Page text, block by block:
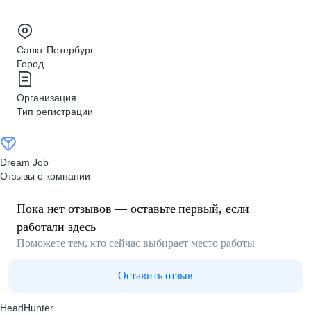
Санкт-Петербург
Город
Организация
Тип регистрации
Dream Job
Отзывы о компании
Пока нет отзывов — оставьте первый, если
работали здесь
Поможете тем, кто сейчас выбирает место работы
Оставить отзыв
HeadHunter